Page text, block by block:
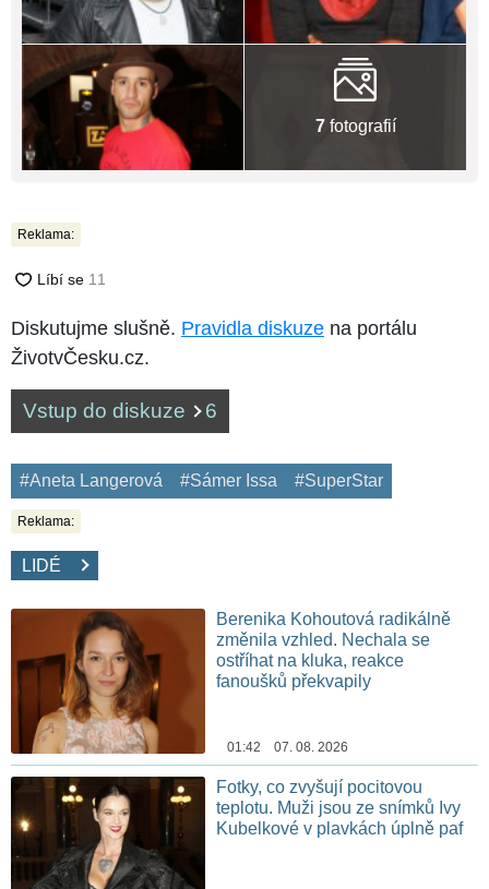
7fotografií
Reklama:
Diskutujme slušně. Pravidla diskuze na portálu
ŽivotvČesku.cz.
Vstup do diskuze 6
#Aneta Langerová #Sámer Issa #SuperStar
Reklama:
LIDÉ
Berenika Kohoutová radikálně
změnila vzhled. Nechala se
ostříhat na kluka, reakce
fanoušků překvapily
01:42 07. 08. 2026
Fotky, co zvyšují pocitovou
teplotu. Muži jsou ze snímků Ivy
Kubelkové v plavkách úplně paf